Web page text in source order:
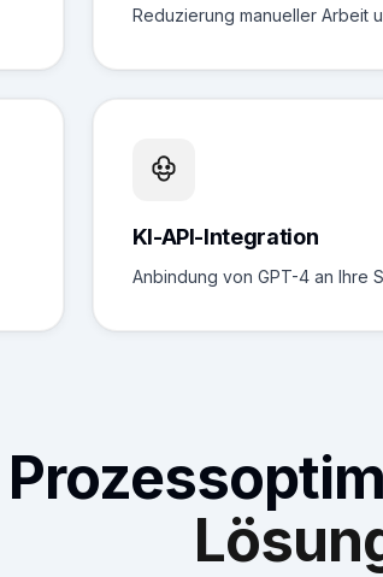
Reduzierung manueller Arbeit
KI-API-Integration
Anbindung von GPT-4 an Ihre